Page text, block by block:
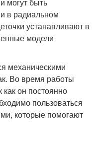
в радиальном
устанавливают в
модели
механическими
Во время работы
как он постоянно
пользоваться
которые помогают